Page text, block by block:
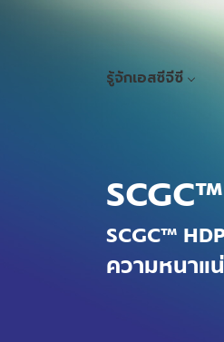
รู้จักเอสซีจีซี
SCGC™
ความหนาแ